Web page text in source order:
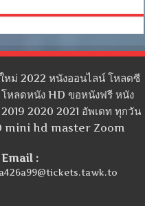
หม่ 2022 หนังออนไลน์ โหลดซี
หลดหนัง HD ขอหนังฟรี หนัง
2019 2020 2021 อัพเดท ทุกวัน
mini hd master Zoom
Email :